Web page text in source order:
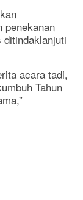
penekanan
ditindaklanjuti
acara tadi,
Tahun